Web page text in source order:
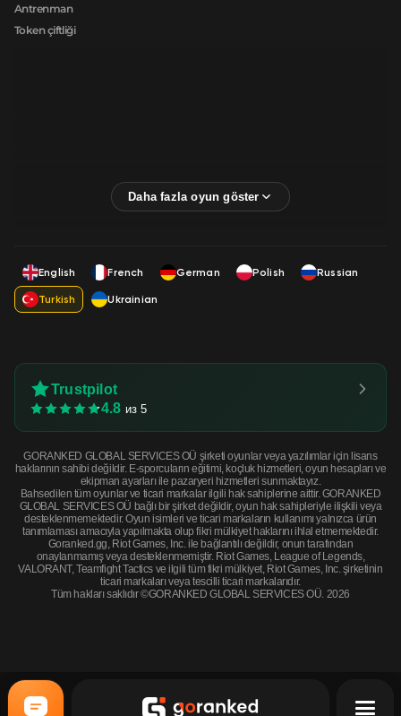
Antrenman
Token çiftliği
English French German Polish
Russian
Turkish
Ukrainian
Trustpilot
4.8 из 5
GORANKED GLOBAL SERVICES OÜ şirketi oyunlar veya yazılımlar için lisans
haklarının sahibi değildir. E-sporcuların eğitimi, koçluk hizmetleri, oyun hesapları ve
ekipman ayarları ile pazaryeri hizmetleri sunmaktayız.
Bahsedilen tüm oyunlar ve ticari markalar ilgili hak sahiplerine aittir. GORANKED
GLOBAL SERVICES OÜ bağlı bir şirket değildir, oyun hak sahipleriyle ilişkili veya
desteklenmemektedir. Oyun isimleri ve ticari markaların kullanımı yalnızca ürün
tanımlaması amacıyla yapılmakta olup fikri mülkiyet haklarını ihlal etmemektedir.
Goranked.gg, Riot Games, Inc. ile bağlantılı değildir, onun tarafından
onaylanmamış veya desteklenmemiştir. Riot Games, League of Legends,
VALORANT, Teamfight Tactics ve ilgili tüm fikri mülkiyet, Riot Games, Inc. şirketinin
ticari markaları veya tescilli ticari markalarıdır.
Tüm hakları saklıdır ©GORANKED GLOBAL SERVICES OÜ. 2026